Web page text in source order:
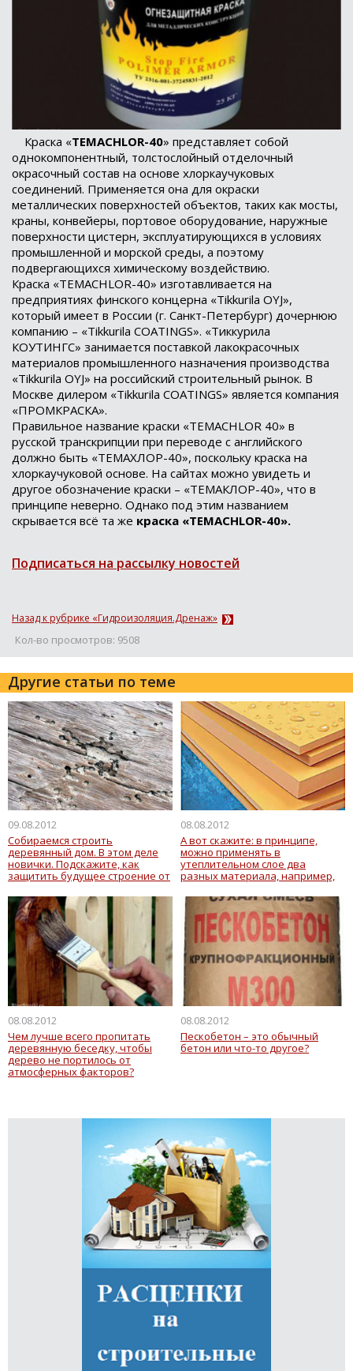
Краска «TEMACHLOR-40» представляет собой
однокомпонентный, толстослойный отделочный
окрасочный состав на основе хлоркаучуковых
соединений. Применяется она для окраски
металлических поверхностей объектов, таких как мосты,
краны, конвейеры, портовое оборудование, наружные
поверхности цистерн, эксплуатирующихся в условиях
промышленной и морской среды, а поэтому
подвергающихся химическому воздействию.
Краска «TEMACHLOR-40» изготавливается на
предприятиях финского концерна «Tikkurila OYJ»,
который имеет в России (г. Санкт-Петербург) дочернюю
компанию – «Tikkurila COATINGS». «Тиккурила
КОУТИНГС» занимается поставкой лакокрасочных
материалов промышленного назначения производства
«Tikkurila OYJ» на российский строительный рынок. В
Москве дилером «Tikkurila COATINGS» является компания
«ПРОМКРАСКА».
Правильное название краски «TEMACHLOR 40» в
русской транскрипции при переводе с английского
должно быть «ТЕМАХЛОР-40», поскольку краска на
хлоркаучуковой основе. На сайтах можно увидеть и
другое обозначение краски – «ТЕМАКЛОР-40», что в
принципе неверно. Однако под этим названием
скрывается всё та же краска «TEMACHLOR-40».
Подписаться на рассылку новостей
Назад к рубрике «Гидроизоляция.Дренаж»
Кол-во просмотров: 9508
Другие статьи по теме
09.08.2012
Собираемся строить
деревянный дом. В этом деле
новички. Подскажите, как
защитить будущее строение от
строительства. Какие средства
лучше?
08.08.2012
А вот скажите: в принципе,
можно применять в
утеплительном слое два
разных материала, например,
08.08.2012
Чем лучше всего пропитать
деревянную беседку, чтобы
дерево не портилось от
атмосферных факторов?
08.08.2012
Пескобетон – это обычный
бетон или что-то другое?